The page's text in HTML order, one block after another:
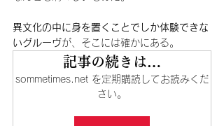
異文化の中に身を置くことでしか体験できな
いグルーヴが、そこには確かにある。
記事の続きは…
sommetimes.net を定期購読してお読みくだ
さい。